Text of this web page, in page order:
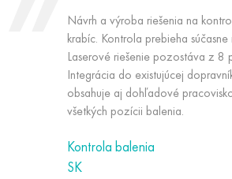
Návrh a výroba riešenia na
krabíc. Kontrola prebieha súčasne
Laserové riešenie pozostáva z 8
Integrácia do existujúcej
obsahuje aj dohľadové
všetkých pozícii balenia.
Kontrola balenia
SK